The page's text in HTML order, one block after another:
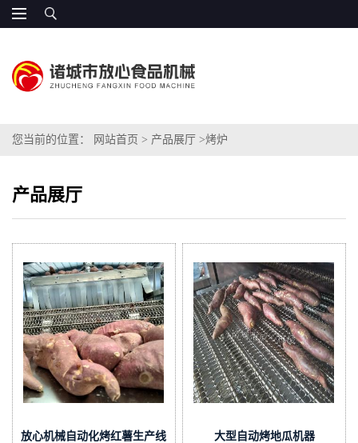
您当前的位置： 网站首页 > 产品展厅 >烤炉
产品展厅
放心机械自动化烤红薯生产线 大型自动烤地瓜机器